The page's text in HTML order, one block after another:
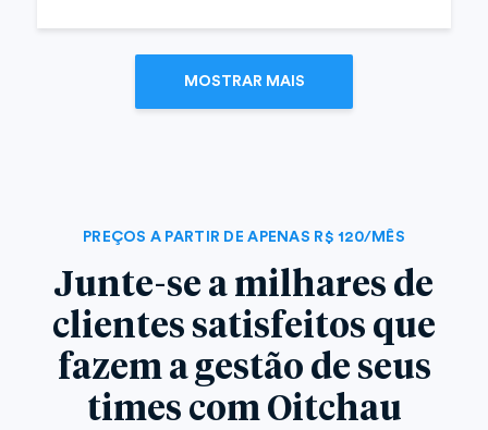
MOSTRAR MAIS
PREÇOS A PARTIR DE APENAS R$ 120/MÊS
Junte-se a milhares de
clientes satisfeitos que
fazem a gestão de seus
times com Oitchau